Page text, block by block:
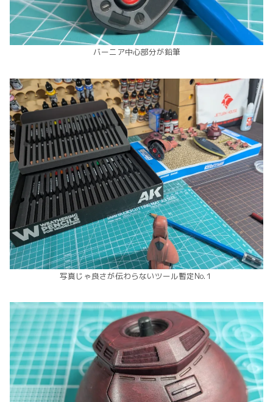
バーニア中心部分が鉛筆
写真じゃ良さが伝わらないツール暫定No.１